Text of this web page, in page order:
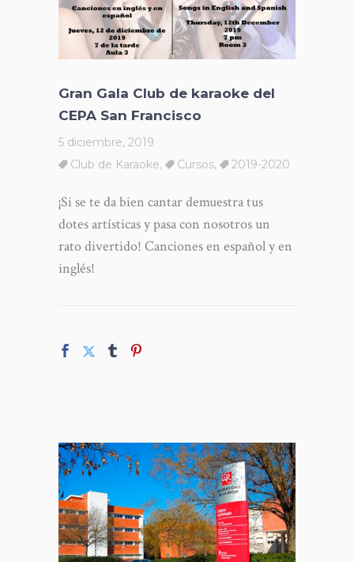
Gran Gala Club de karaoke del
CEPA San Francisco
5 diciembre, 2019
Club de Karaoke, Cursos, 2019-2020
¡Si se te da bien cantar demuestra tus
dotes artísticas y pasa con nosotros un
rato divertido! Canciones en español y en
inglés!